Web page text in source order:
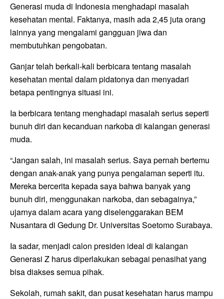
Generasi muda di Indonesia menghadapi masalah
kesehatan mental. Faktanya, masih ada 2,45 juta orang
lainnya yang mengalami gangguan jiwa dan
membutuhkan pengobatan.
Ganjar telah berkali-kali berbicara tentang masalah
kesehatan mental dalam pidatonya dan menyadari
betapa pentingnya situasi ini.
Ia berbicara tentang menghadapi masalah serius seperti
bunuh diri dan kecanduan narkoba di kalangan generasi
muda.
“Jangan salah, ini masalah serius. Saya pernah bertemu
dengan anak-anak yang punya pengalaman seperti itu.
Mereka bercerita kepada saya bahwa banyak yang
bunuh diri, menggunakan narkoba, dan sebagainya,”
ujarnya dalam acara yang diselenggarakan BEM
Nusantara di Gedung Dr. Universitas Soetomo Surabaya.
Ia sadar, menjadi calon presiden ideal di kalangan
Generasi Z harus diperlakukan sebagai penasihat yang
bisa diakses semua pihak.
Sekolah, rumah sakit, dan pusat kesehatan harus mampu